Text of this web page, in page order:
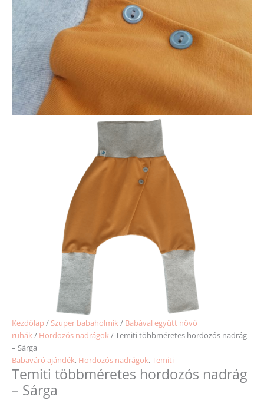
Kezdőlap / Szuper babaholmik/ Babával együtt növő
ruhák/ Hordozós nadrágok/ Temiti többméretes hordozós nadrág
– Sárga
Babaváró ajándék, Hordozós nadrágok,Temiti
Temiti többméretes hordozós nadrág
– Sárga